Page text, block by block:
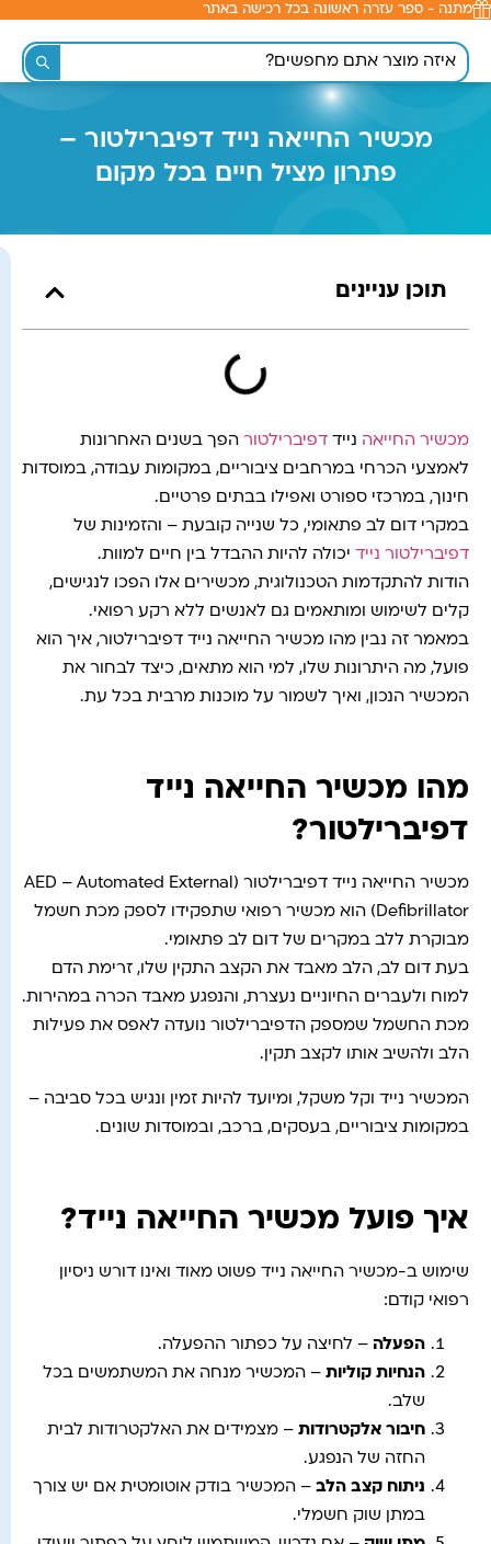
לתוכן
מתנה - ספר עזרה ראשונה בכל רכישה באתר
מכשיר החייאה נייד דפיברילטור –
פתרון מציל חיים בכל מקום
תוכן עניינים
מכשיר החייאה נייד דפיברילטור הפך בשנים האחרונות
לאמצעי הכרחי במרחבים ציבוריים, במקומות עבודה, במוסדות
חינוך, במרכזי ספורט ואפילו בבתים פרטיים.
במקרי דום לב פתאומי, כל שנייה קובעת – והזמינות של
דפיברילטור נייד יכולה להיות ההבדל בין חיים למוות.
הודות להתקדמות הטכנולוגית, מכשירים אלו הפכו לנגישים,
קלים לשימוש ומותאמים גם לאנשים ללא רקע רפואי.
במאמר זה נבין מהו מכשיר החייאה נייד דפיברילטור, איך הוא
פועל, מה היתרונות שלו, למי הוא מתאים, כיצד לבחור את
המכשיר הנכון, ואיך לשמור על מוכנות מרבית בכל עת.
מהו מכשיר החייאה נייד
דפיברילטור?
מכשיר החייאה נייד דפיברילטור (AED – Automated External
Defibrillator) הוא מכשיר רפואי שתפקידו לספק מכת חשמל
מבוקרת ללב במקרים של דום לב פתאומי.
בעת דום לב, הלב מאבד את הקצב התקין שלו, זרימת הדם
למוח ולעברים החיוניים נעצרת, והנפגע מאבד הכרה במהירות.
מכת החשמל שמספק הדפיברילטור נועדה לאפס את פעילות
הלב ולהשיב אותו לקצב תקין.
המכשיר נייד וקל משקל, ומיועד להיות זמין ונגיש בכל סביבה –
במקומות ציבוריים, בעסקים, ברכב, ובמוסדות שונים.
איך פועל מכשיר החייאה נייד?
שימוש ב-מכשיר החייאה נייד פשוט מאוד ואינו דורש ניסיון
רפואי קודם:
הפעלה – לחיצה על כפתור ההפעלה.
הנחיות קוליות – המכשיר מנחה את המשתמשים בכל
שלב.
חיבור אלקטרודות – מצמידים את האלקטרודות לבית
החזה של הנפגע.
ניתוח קצב הלב – המכשיר בודק אוטומטית אם יש צורך
במתן שוק חשמלי.